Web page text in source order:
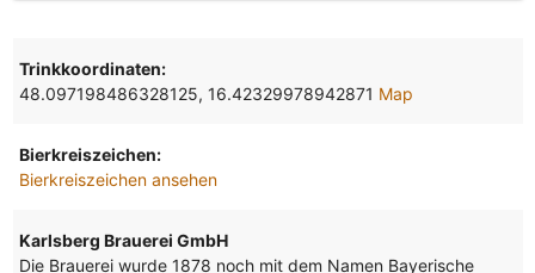
Trinkkoordinaten:
48.097198486328125, 16.42329978942871 Map
Bierkreiszeichen:
Bierkreiszeichen ansehen
Karlsberg Brauerei GmbH
Die Brauerei wurde 1878 noch mit dem Namen Bayerische